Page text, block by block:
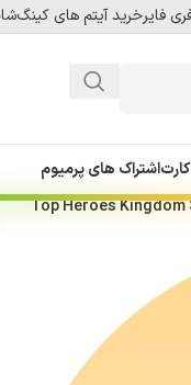
فایرخرید آیتم های
اشتراک های پرمیوم